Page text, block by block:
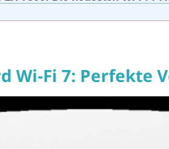
Wi-Fi 7: Perfekte